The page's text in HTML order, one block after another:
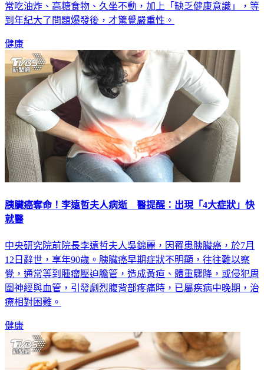
常吃油炸、高糖食物、久坐不動，加上「缺乏健康意識」，等
到年紀大了問題爆發後，才驚覺嚴重性。
健康
胰臟癌奪命！李遠哲夫人病逝 醫提醒：出現「4大症狀」快
就醫
中央研究院前院長李遠哲夫人吳錦麗，因罹患胰臟癌，於7月
12日辭世，享年90歲。胰臟癌早期症狀不明顯，往往難以察
覺，通常等到腫瘤壓迫膽管，造成黃疸、體重驟降，或侵犯周
圍神經與血管，引發劇烈腹背部疼痛時，已屬疾病中晚期，治
療相對困難。
健康